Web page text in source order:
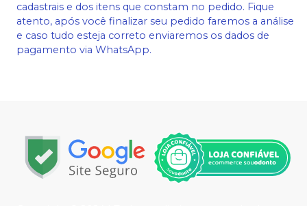
cadastrais e dos itens que constam no pedido. Fique
atento, após você finalizar seu pedido faremos a análise
e caso tudo esteja correto enviaremos os dados de
pagamento via WhatsApp.